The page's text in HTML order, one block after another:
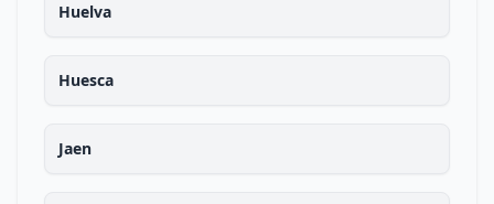
Huelva
Huesca
Jaen